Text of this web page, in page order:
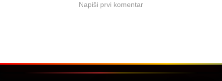
Napiši prvi komentar